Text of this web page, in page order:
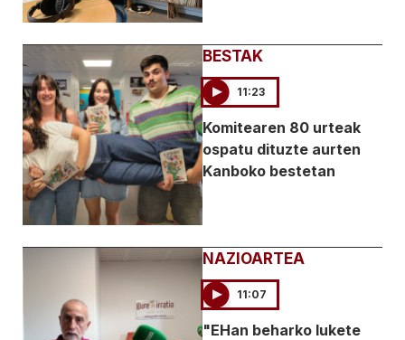
BESTAK
11:23
Komitearen 80 urteak
ospatu dituzte aurten
Kanboko bestetan
NAZIOARTEA
11:07
"EHan beharko lukete